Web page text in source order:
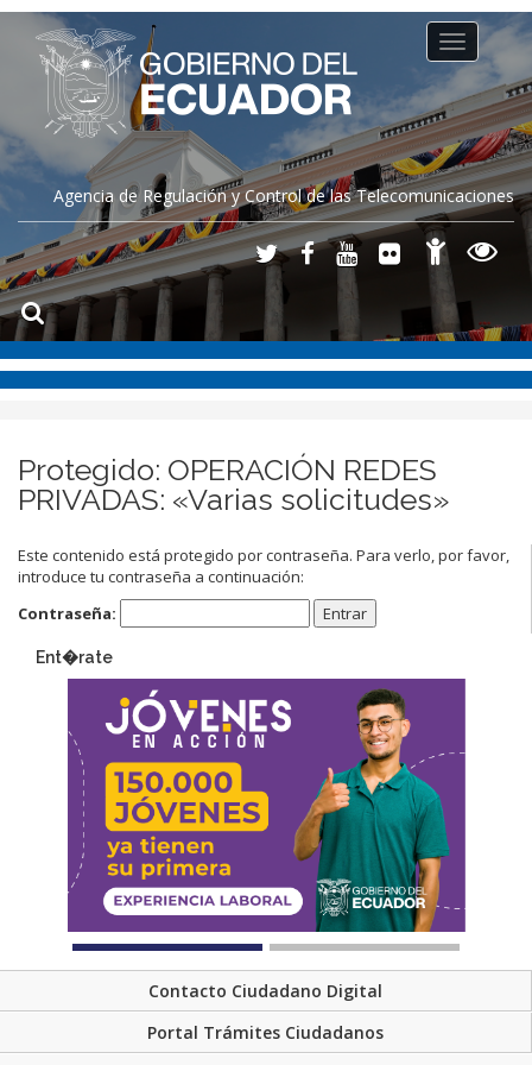
Agencia de Regulación y Control de las Telecomunicaciones
Toggle
navigation
Protegido: OPERACIÓN REDES
PRIVADAS: «Varias solicitudes»
Este contenido está protegido por contraseña. Para verlo, por favor,
introduce tu contraseña a continuación:
Contraseña:
Ent�rate
Contacto Ciudadano Digital
Portal Trámites Ciudadanos